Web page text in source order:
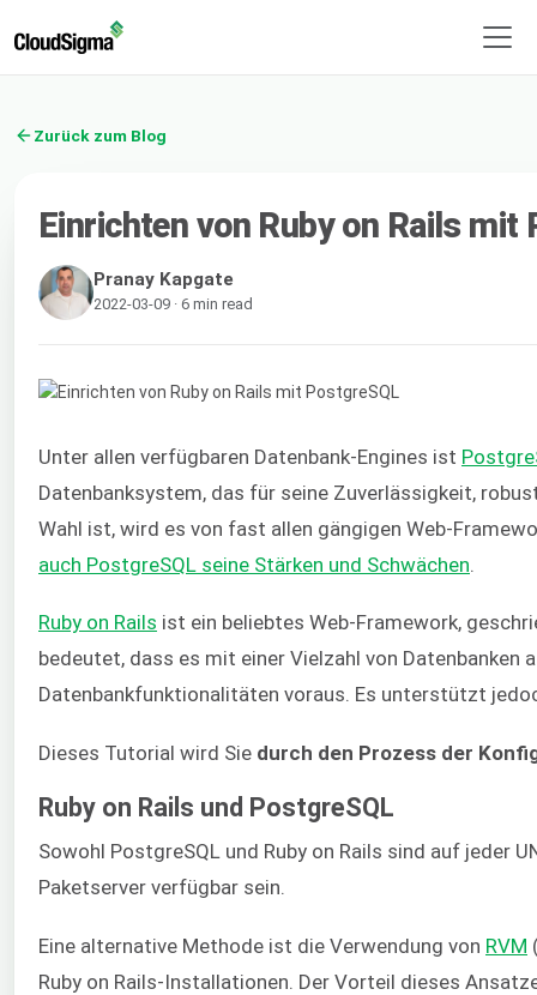
Zurück zum Blog
Einrichten von Ruby on Rails mit
Pranay Kapgate
2022-03-09 · 6 min read
Unter allen verfügbaren Datenbank-Engines ist
Datenbanksystem, das für seine Zuverlässigkeit,
Wahl ist, wird es von fast allen gängigen Web-
auch PostgreSQL seine Stärken und Schwächen
Ruby on Rails ist ein beliebtes Web-Framework,
bedeutet, dass es mit einer Vielzahl von Datenbanken
Datenbankfunktionalitäten voraus. Es unterstützt
Dieses Tutorial wird Sie durch den Prozess der
Ruby on Rails und PostgreSQL
Sowohl PostgreSQL und Ruby on Rails sind auf jeder
Paketserver verfügbar sein.
Eine alternative Methode ist die Verwendung von RVM
Ruby on Rails-Installationen. Der Vorteil dieses